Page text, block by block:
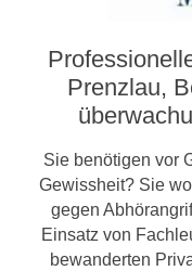
Prenzlau,
Sie benötigen vor
Gewissheit? Sie
gegen
Einsatz von
bewanderten